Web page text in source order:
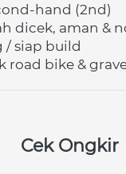
hand (2nd)
dicek, aman &
/ siap build
road bike &
Cek Ongkir